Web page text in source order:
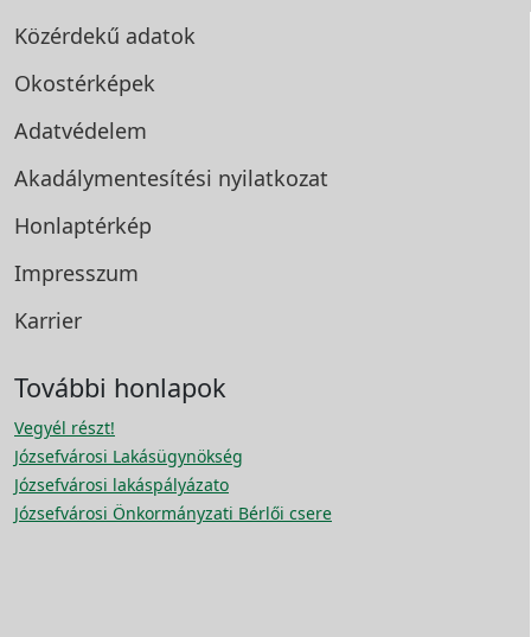
Közérdekű adatok
Okostérképek
Adatvédelem
Akadálymentesítési nyilatkozat
Honlaptérkép
Impresszum
Karrier
További honlapok
Vegyél részt!
Józsefvárosi Lakásügynökség
Józsefvárosi lakáspályázato
Józsefvárosi Önkormányzati Bérlői csere